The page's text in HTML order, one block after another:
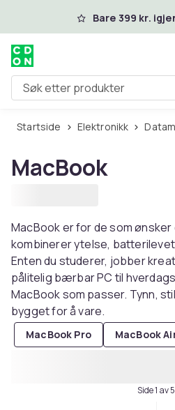
Hopp til hovedinnhold
Bare 399 kr.
Søk etter produkter
Startside Elektronikk
MacBook
MacBook er for de som
kombinerer ytelse,
Enten du studerer, jobber
pålitelig bærbar PC til
MacBook som passer. Tynn,
bygget for å vare.
MacBook Pro MacBook
Side 1 av 5